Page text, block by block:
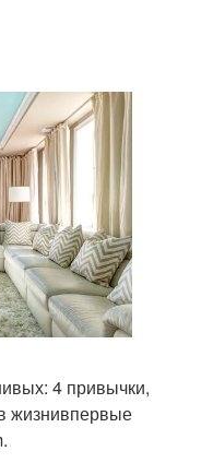
4 привычки,
жизнивпервые